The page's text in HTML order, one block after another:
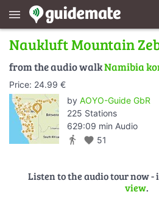
menu
Naukluft Mountain
from the audio walkNamibia
Price: 24.99 €
by AOYO-Guide GbR
225 Stations
629:09 min Audio
directions_walk favorite 51
Listen to the audio tour now -
view.